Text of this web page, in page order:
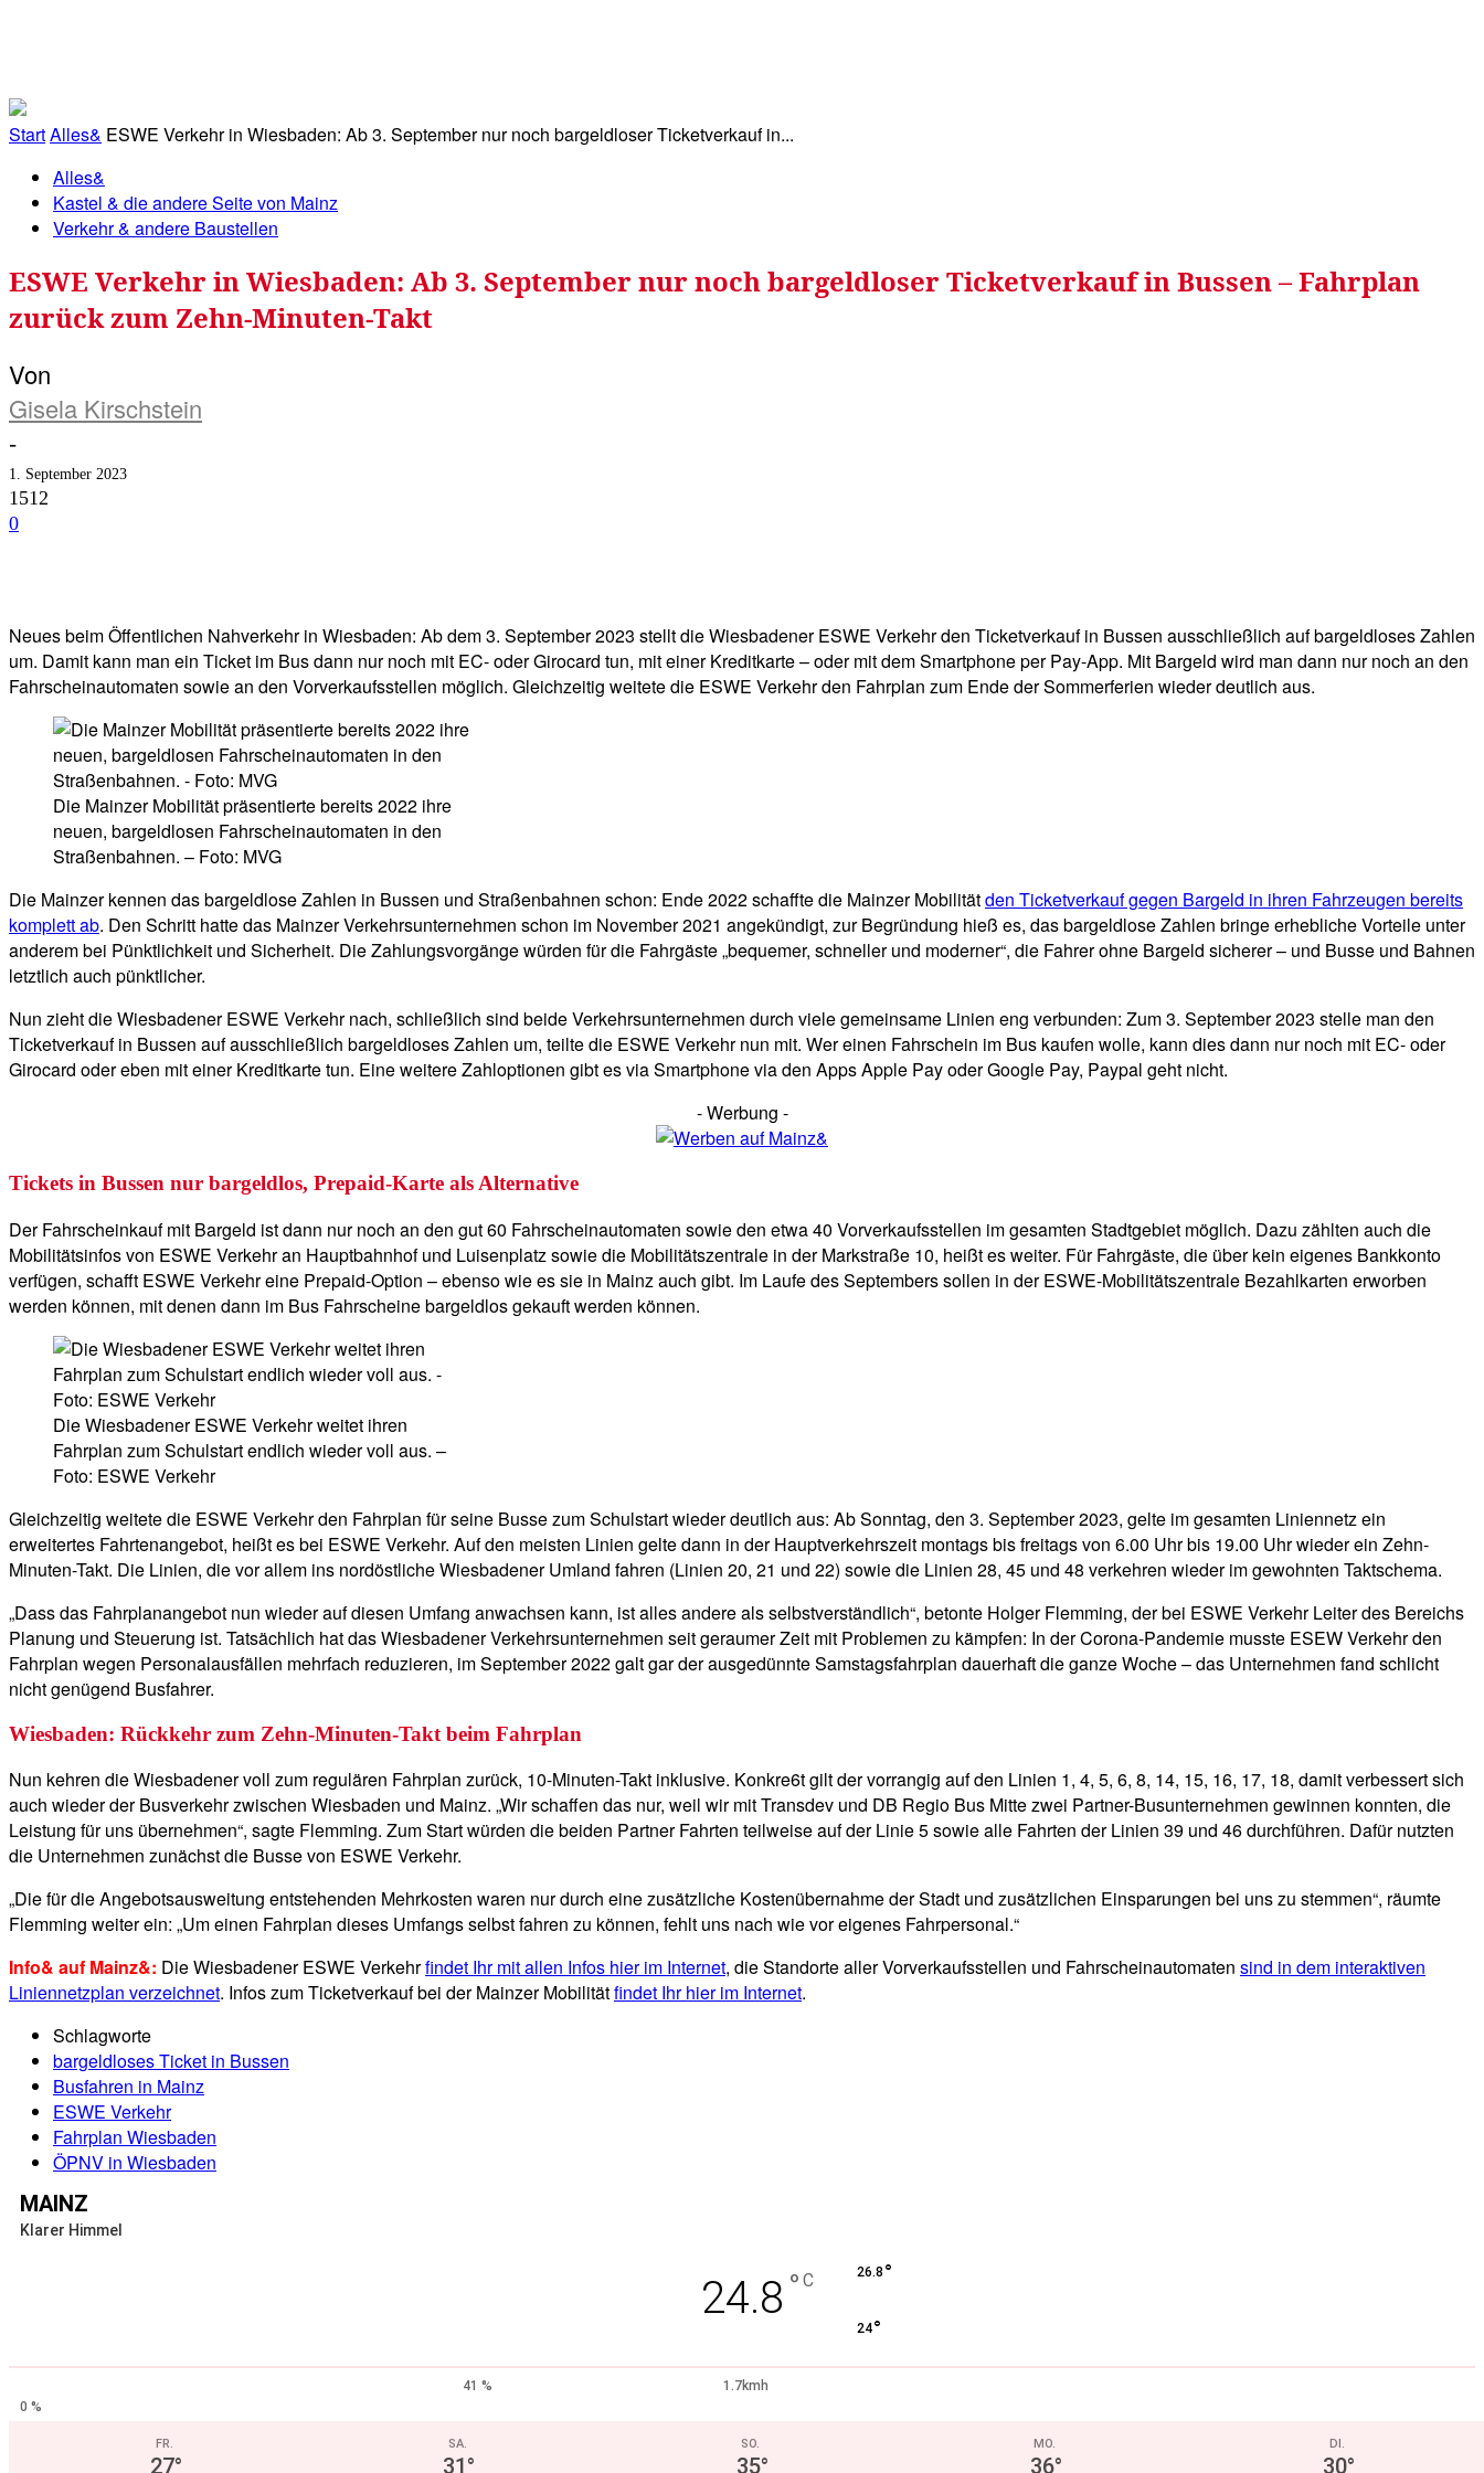
StartAlles& ESWE Verkehr in Wiesbaden: Ab 3. September nur noch bargeldloser Ticketverkauf in...
Alles&
Kastel & die andere Seite von Mainz
Verkehr & andere Baustellen
ESWE Verkehr in Wiesbaden: Ab 3. September nur noch bargeldloser Ticketverkauf in Bussen – Fahrplan
zurück zum Zehn-Minuten-Takt
Von
Gisela Kirschstein
-
1. September 2023
1512
0
Neues beim Öffentlichen Nahverkehr in Wiesbaden: Ab dem 3. September 2023 stellt die Wiesbadener ESWE Verkehr den Ticketverkauf in Bussen ausschließlich auf bargeldloses Zahlen
um. Damit kann man ein Ticket im Bus dann nur noch mit EC- oder Girocard tun, mit einer Kreditkarte – oder mit dem Smartphone per Pay-App. Mit Bargeld wird man dann nur noch an den
Fahrscheinautomaten sowie an den Vorverkaufsstellen möglich. Gleichzeitig weitete die ESWE Verkehr den Fahrplan zum Ende der Sommerferien wieder deutlich aus.
Die Mainzer Mobilität präsentierte bereits 2022 ihre
neuen, bargeldlosen Fahrscheinautomaten in den
Straßenbahnen. – Foto: MVG
Die Mainzer kennen das bargeldlose Zahlen in Bussen und Straßenbahnen schon: Ende 2022 schaffte die Mainzer Mobilitätden Ticketverkauf gegen Bargeld in ihren Fahrzeugen bereits
komplett ab. Den Schritt hatte das Mainzer Verkehrsunternehmen schon im November 2021 angekündigt, zur Begründung hieß es, das bargeldlose Zahlen bringe erhebliche Vorteile unter
anderem bei Pünktlichkeit und Sicherheit. Die Zahlungsvorgänge würden für die Fahrgäste „bequemer, schneller und moderner“, die Fahrer ohne Bargeld sicherer – und Busse und Bahnen
letztlich auch pünktlicher.
Nun zieht die Wiesbadener ESWE Verkehr nach, schließlich sind beide Verkehrsunternehmen durch viele gemeinsame Linien eng verbunden: Zum 3. September 2023 stelle man den
Ticketverkauf in Bussen auf ausschließlich bargeldloses Zahlen um, teilte die ESWE Verkehr nun mit. Wer einen Fahrschein im Bus kaufen wolle, kann dies dann nur noch mit EC- oder
Girocard oder eben mit einer Kreditkarte tun. Eine weitere Zahloptionen gibt es via Smartphone via den Apps Apple Pay oder Google Pay, Paypal geht nicht.
- Werbung -
Tickets in Bussen nur bargeldlos, Prepaid-Karte als Alternative
Der Fahrscheinkauf mit Bargeld ist dann nur noch an den gut 60 Fahrscheinautomaten sowie den etwa 40 Vorverkaufsstellen im gesamten Stadtgebiet möglich. Dazu zählten auch die
Mobilitätsinfos von ESWE Verkehr an Hauptbahnhof und Luisenplatz sowie die Mobilitätszentrale in der Markstraße 10, heißt es weiter. Für Fahrgäste, die über kein eigenes Bankkonto
verfügen, schafft ESWE Verkehr eine Prepaid-Option – ebenso wie es sie in Mainz auch gibt. Im Laufe des Septembers sollen in der ESWE-Mobilitätszentrale Bezahlkarten erworben
werden können, mit denen dann im Bus Fahrscheine bargeldlos gekauft werden können.
Die Wiesbadener ESWE Verkehr weitet ihren
Fahrplan zum Schulstart endlich wieder voll aus. –
Foto: ESWE Verkehr
Gleichzeitig weitete die ESWE Verkehr den Fahrplan für seine Busse zum Schulstart wieder deutlich aus: Ab Sonntag, den 3. September 2023, gelte im gesamten Liniennetz ein
erweitertes Fahrtenangebot, heißt es bei ESWE Verkehr. Auf den meisten Linien gelte dann in der Hauptverkehrszeit montags bis freitags von 6.00 Uhr bis 19.00 Uhr wieder ein Zehn-
Minuten-Takt. Die Linien, die vor allem ins nordöstliche Wiesbadener Umland fahren (Linien 20, 21 und 22) sowie die Linien 28, 45 und 48 verkehren wieder im gewohnten Taktschema.
„Dass das Fahrplanangebot nun wieder auf diesen Umfang anwachsen kann, ist alles andere als selbstverständlich“, betonte Holger Flemming, der bei ESWE Verkehr Leiter des Bereichs
Planung und Steuerung ist. Tatsächlich hat das Wiesbadener Verkehrsunternehmen seit geraumer Zeit mit Problemen zu kämpfen: In der Corona-Pandemie musste ESEW Verkehr den
Fahrplan wegen Personalausfällen mehrfach reduzieren, im September 2022 galt gar der ausgedünnte Samstagsfahrplan dauerhaft die ganze Woche – das Unternehmen fand schlicht
nicht genügend Busfahrer.
Wiesbaden: Rückkehr zum Zehn-Minuten-Takt beim Fahrplan
Nun kehren die Wiesbadener voll zum regulären Fahrplan zurück, 10-Minuten-Takt inklusive. Konkre6t gilt der vorrangig auf den Linien 1, 4, 5, 6, 8, 14, 15, 16, 17, 18, damit verbessert sich
auch wieder der Busverkehr zwischen Wiesbaden und Mainz. „Wir schaffen das nur, weil wir mit Transdev und DB Regio Bus Mitte zwei Partner-Busunternehmen gewinnen konnten, die
Leistung für uns übernehmen“, sagte Flemming. Zum Start würden die beiden Partner Fahrten teilweise auf der Linie 5 sowie alle Fahrten der Linien 39 und 46 durchführen. Dafür nutzten
die Unternehmen zunächst die Busse von ESWE Verkehr.
„Die für die Angebotsausweitung entstehenden Mehrkosten waren nur durch eine zusätzliche Kostenübernahme der Stadt und zusätzlichen Einsparungen bei uns zu stemmen“, räumte
Flemming weiter ein: „Um einen Fahrplan dieses Umfangs selbst fahren zu können, fehlt uns nach wie vor eigenes Fahrpersonal.“
Info& auf Mainz&: Die Wiesbadener ESWE Verkehrfindet Ihr mit allen Infos hier im Internet, die Standorte aller Vorverkaufsstellen und Fahrscheinautomaten sind in dem interaktiven
Liniennetzplan verzeichnet. Infos zum Ticketverkauf bei der Mainzer Mobilitätfindet Ihr hier im Internet.
Schlagworte
bargeldloses Ticket in Bussen
Busfahren in Mainz
ESWE Verkehr
Fahrplan Wiesbaden
ÖPNV in Wiesbaden
MAINZ
Klarer Himmel
24.8 ° C 26.8 °
24°
41 %
1.7kmh
0 %
FR.
27°
SA.
31°
SO.
35°
MO.
36°
DI.
30°